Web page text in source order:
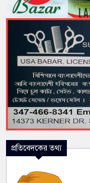
প্রতিবেদকের তথ্য